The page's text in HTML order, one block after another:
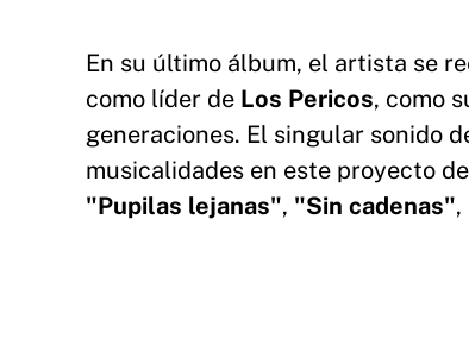
En su último álbum, el artista se
como líder de Los Pericos, como
generaciones. El singular sonido
musicalidades en este proyecto
"Pupilas lejanas", "Sin cadenas",